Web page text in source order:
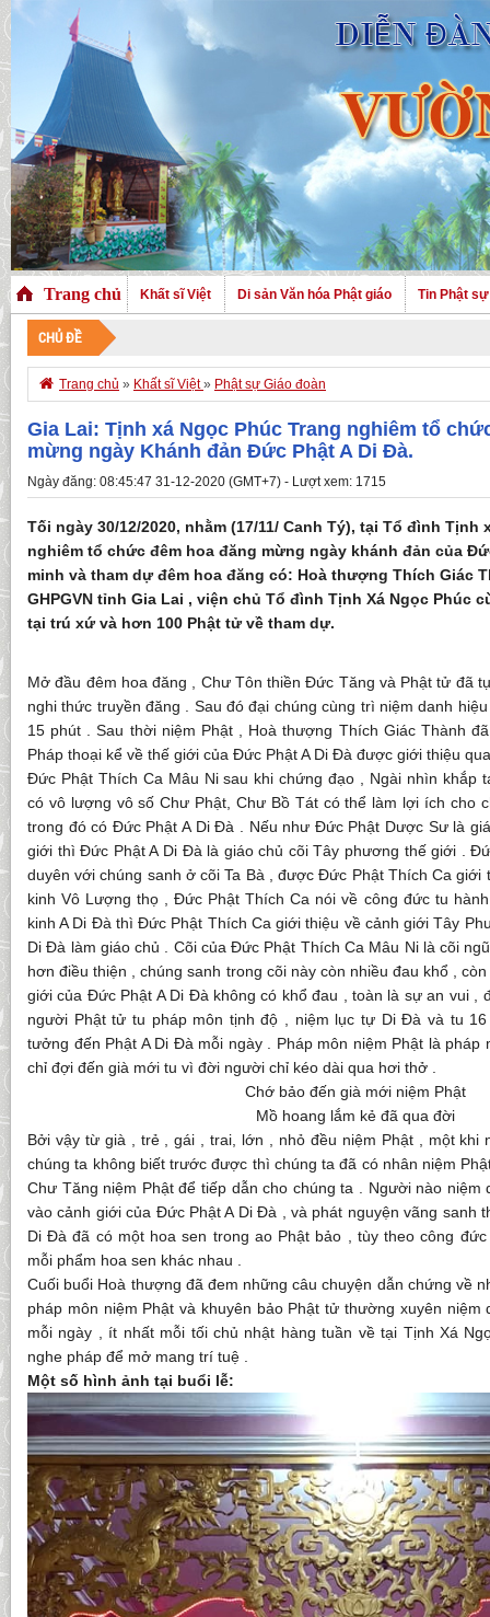
Trang chủ Khất sĩ Việt Di sản Văn hóa Phật giáo Tin Phật sự
CHỦ ĐỀ
 Trang chủ » Khất sĩ Việt» Phật sự Giáo đoàn
Gia Lai: Tịnh xá Ngọc Phúc Trang nghiêm tổ
mừng ngày Khánh đản Đức Phật A Di Đà.
Ngày đăng: 08:45:47 31-12-2020 (GMT+7) - Lượt xem: 1715
Tối ngày 30/12/2020, nhằm (17/11/ Canh Tý), tại Tổ đình Tịnh
nghiêm tổ chức đêm hoa đăng mừng ngày khánh đản của
minh và tham dự đêm hoa đăng có: Hoà thượng Thích Giác
GHPGVN tỉnh Gia Lai , viện chủ Tổ đình Tịnh Xá Ngọc Phúc
tại trú xứ và hơn 100 Phật tử về tham dự.
Mở đầu đêm hoa đăng , Chư Tôn thiền Đức Tăng và Phật tử đã
nghi thức truyền đăng . Sau đó đại chúng cùng trì niệm danh
15 phút . Sau thời niệm Phật , Hoà thượng Thích Giác Thành
Pháp thoại kể về thế giới của Đức Phật A Di Đà được giới thiệu
Đức Phật Thích Ca Mâu Ni sau khi chứng đạo , Ngài nhìn khắp
có vô lượng vô số Chư Phật, Chư Bồ Tát có thể làm lợi ích cho
trong đó có Đức Phật A Di Đà . Nếu như Đức Phật Dược Sư là
giới thì Đức Phật A Di Đà là giáo chủ cõi Tây phương thế giới .
duyên với chúng sanh ở cõi Ta Bà , được Đức Phật Thích Ca giới
kinh Vô Lượng thọ , Đức Phật Thích Ca nói về công đức tu
kinh A Di Đà thì Đức Phật Thích Ca giới thiệu về cảnh giới Tây
Di Đà làm giáo chủ . Cõi của Đức Phật Thích Ca Mâu Ni là cõi
hơn điều thiện , chúng sanh trong cõi này còn nhiều đau khổ ,
giới của Đức Phật A Di Đà không có khổ đau , toàn là sự an vui ,
người Phật tử tu pháp môn tịnh độ , niệm lục tự Di Đà và tu
tưởng đến Phật A Di Đà mỗi ngày . Pháp môn niệm Phật là pháp
chỉ đợi đến già mới tu vì đời người chỉ kéo dài qua hơi thở .
Chớ bảo đến già mới niệm Phật
Mồ hoang lắm kẻ đã qua đời
Bởi vậy từ già , trẻ , gái , trai, lớn , nhỏ đều niệm Phật , một khi
chúng ta không biết trước được thì chúng ta đã có nhân niệm
Chư Tăng niệm Phật để tiếp dẫn cho chúng ta . Người nào niệm
vào cảnh giới của Đức Phật A Di Đà , và phát nguyện vãng sanh
Di Đà đã có một hoa sen trong ao Phật bảo , tùy theo công
mỗi phẩm hoa sen khác nhau .
Cuối buổi Hoà thượng đã đem những câu chuyện dẫn chứng về
pháp môn niệm Phật và khuyên bảo Phật tử thường xuyên
mỗi ngày , ít nhất mỗi tối chủ nhật hàng tuần về tại Tịnh Xá
nghe pháp để mở mang trí tuệ .
Một số hình ảnh tại buổi lễ: